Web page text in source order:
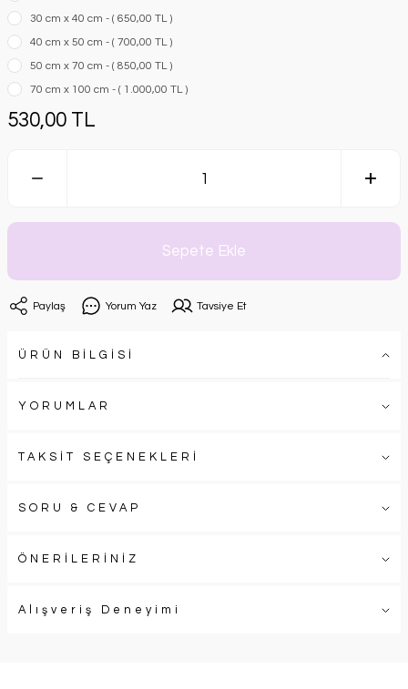
30 cm x 40 cm - ( 650,00 TL )
40 cm x 50 cm - ( 700,00 TL )
50 cm x 70 cm - ( 850,00 TL )
70 cm x 100 cm - ( 1.000,00 TL )
530,00 TL
Sepete Ekle
Paylaş Yorum Yaz Tavsiye Et
ÜRÜN BİLGİSİ
YORUMLAR
TAKSİT SEÇENEKLERİ
SORU & CEVAP
ÖNERİLERİNİZ
Alışveriş Deneyimi